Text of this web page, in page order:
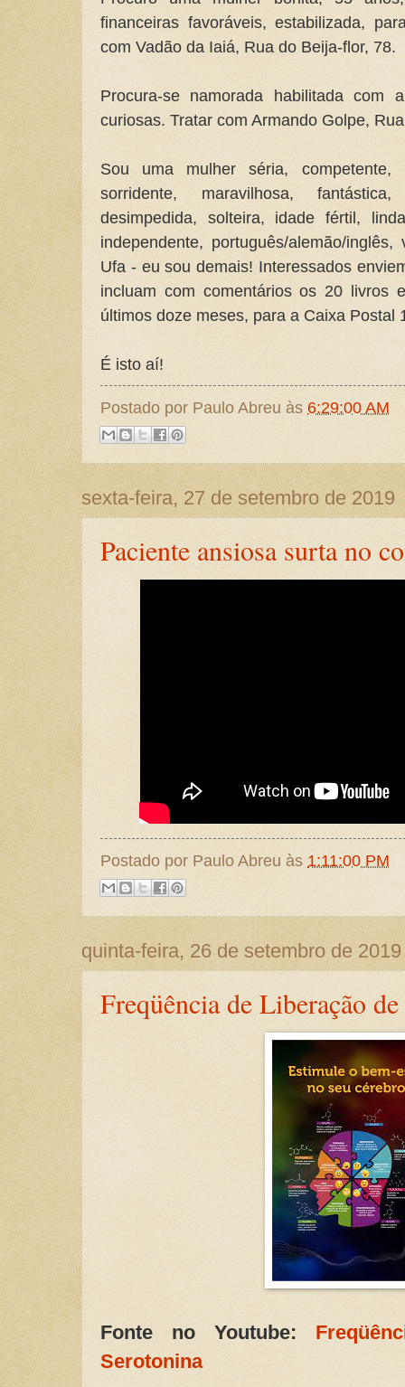
financeiras favoráveis, estabilizada,
com Vadão da Iaiá, Rua do Beija-flor, 78.
Procura-se namorada habilitada com
curiosas. Tratar com Armando Golpe,
Sou uma mulher séria, competente,
sorridente, maravilhosa,
desimpedida, solteira, idade fértil,
independente, português/alemão/
Ufa - eu sou demais! Interessados
incluam com comentários os 20 livros
últimos doze meses, para a Caixa Postal
É isto aí!
Postado por Paulo Abreu às 6:29:00 AM
sexta-feira, 27 de setembro de 2019
Paciente ansiosa surta no
Postado por Paulo Abreu às 1:11:00 PM
quinta-feira, 26 de setembro de 2019
Freqüência de Liberação
Fonte no Youtube:
Serotonina